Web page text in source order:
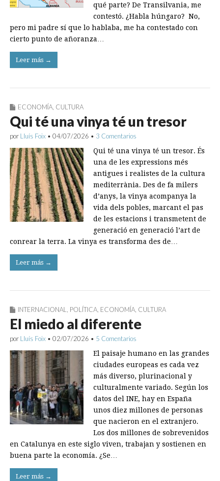
qué parte? De Transilvania, me
contestó. ¿Habla húngaro? No,
pero mi padre sí que lo hablaba, me ha contestado con
cierto punto de añoranza…
Leer más →
ECONOMÍA CULTURA
Qui té una vinya té un tresor
por Lluís Foix • 04/07/2026 • 3 Comentarios
Qui té una vinya té un tresor. És
una de les expressions més
antigues i realistes de la cultura
mediterrània. Des de fa milers
d’anys, la vinya acompanya la
vida dels pobles, marcant el pas
de les estacions i transmetent de
generació en generació l’art de
conrear la terra. La vinya es transforma des de…
Leer más →
INTERNACIONAL POLÍTICA ECONOMÍA CULTURA
El miedo al diferente
por Lluís Foix • 02/07/2026 • 5 Comentarios
El paisaje humano en las grandes
ciudades europeas es cada vez
más diverso, plurinacional y
culturalmente variado. Según los
datos del INE, hay en España
unos diez millones de personas
que nacieron en el extranjero.
Los dos millones de sobrevenidos
en Catalunya en este siglo viven, trabajan y sostienen en
buena parte la economía. ¿Se…
Leer más →